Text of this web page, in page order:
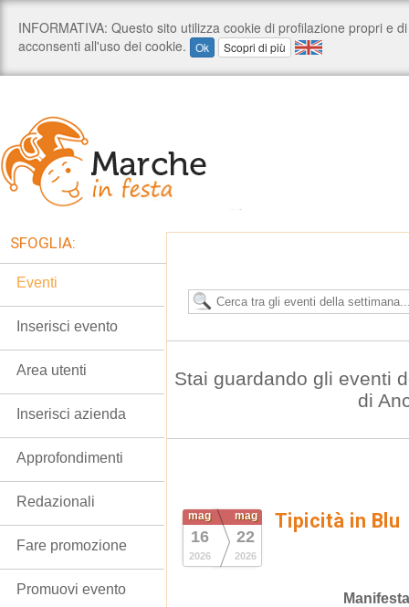
Stai guardando gli eventi
di
mag
16
2026
mag
22
2026
Tipicità in Blu
SFOGLIA:
Eventi
Inserisci evento
Area utenti
Inserisci azienda
Approfondimenti
Redazionali
Fare promozione
Promuovi evento